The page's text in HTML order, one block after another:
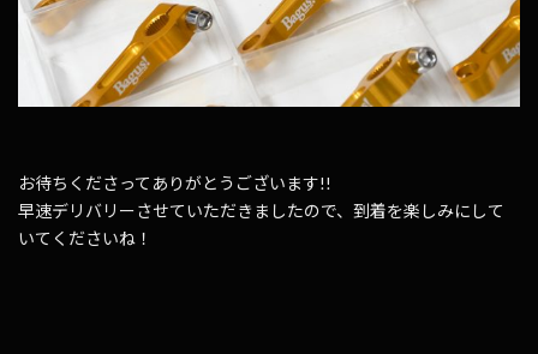
お待ちくださってありがとうございます!!
早速デリバリーさせていただきましたので、到着を楽しみにして
いてくださいね！